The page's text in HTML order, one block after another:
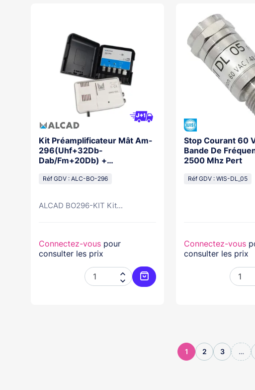
Kit Préamplificateur Mât Am-
296(Uhf+32Db-
Dab/Fm+20Db) +
Réf GDV : ALC-BO-296
ALCAD BO296-KIT Kit...
Connectez-vouspour
consulter les prix


Ajouter au panier
Stop Courant 60
Bande De
2500 Mhz Pert
Réf GDV : WIS-DL_05
Connectez-vous
consulter les prix
1 2 3 …